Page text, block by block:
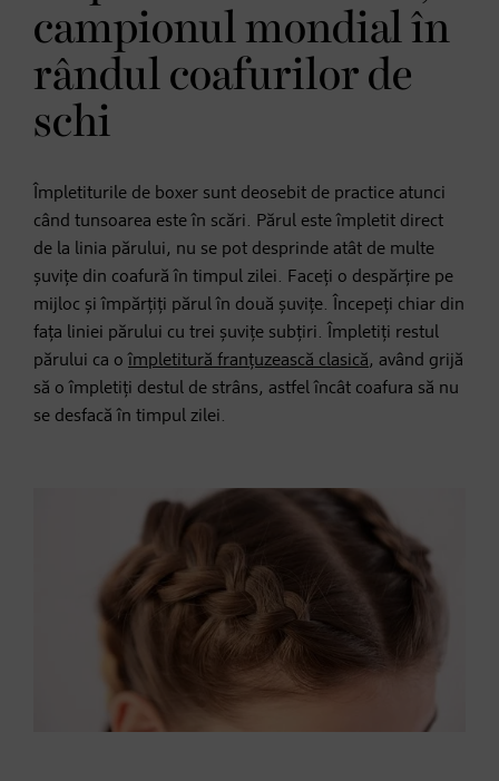
campionul mondial în
rândul coafurilor de
schi
Împletiturile de boxer sunt deosebit de practice atunci
când tunsoarea este în scări. Părul este împletit direct
de la linia părului, nu se pot desprinde atât de multe
șuvițe din coafură în timpul zilei. Faceți o despărțire pe
mijloc și împărțiți părul în două șuvițe. Începeți chiar din
fața liniei părului cu trei șuvițe subțiri. Împletiți restul
părului ca oîmpletitură franțuzească clasică, având grijă
să o împletiți destul de strâns, astfel încât coafura să nu
se desfacă în timpul zilei.